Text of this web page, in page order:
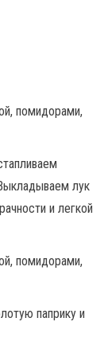
лук
и легкой
паприку и